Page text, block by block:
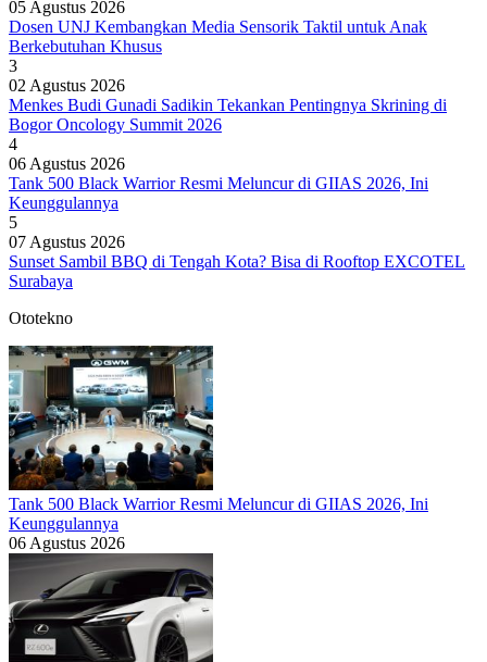
05 Agustus 2026
Dosen UNJ Kembangkan Media Sensorik Taktil untuk Anak
Berkebutuhan Khusus
3
02 Agustus 2026
Menkes Budi Gunadi Sadikin Tekankan Pentingnya Skrining di
Bogor Oncology Summit 2026
4
06 Agustus 2026
Tank 500 Black Warrior Resmi Meluncur di GIIAS 2026, Ini
Keunggulannya
5
07 Agustus 2026
Sunset Sambil BBQ di Tengah Kota? Bisa di Rooftop EXCOTEL
Surabaya
Ototekno
Tank 500 Black Warrior Resmi Meluncur di GIIAS 2026, Ini
Keunggulannya
06 Agustus 2026